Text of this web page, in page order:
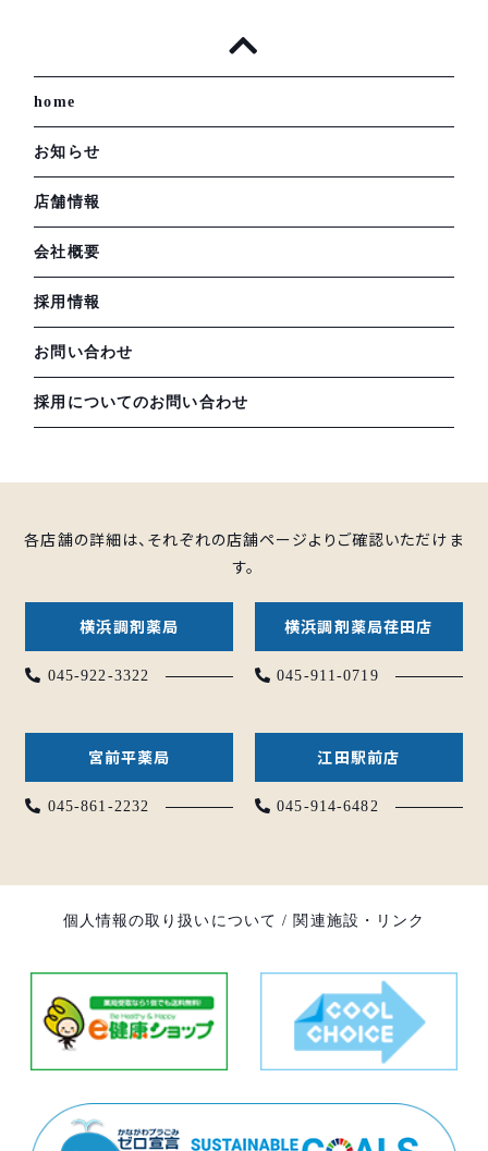
home
お知らせ
店舗情報
会社概要
採用情報
お問い合わせ
採用についてのお問い合わせ
各店舗の詳細は、それぞれの店舗ページよりご確認いただけま
す。
横浜調剤薬局
045-922-3322
横浜調剤薬局荏田店
045-911-0719
宮前平薬局
045-861-2232
江田駅前店
045-914-6482
個人情報の取り扱いについて / 関連施設・リンク